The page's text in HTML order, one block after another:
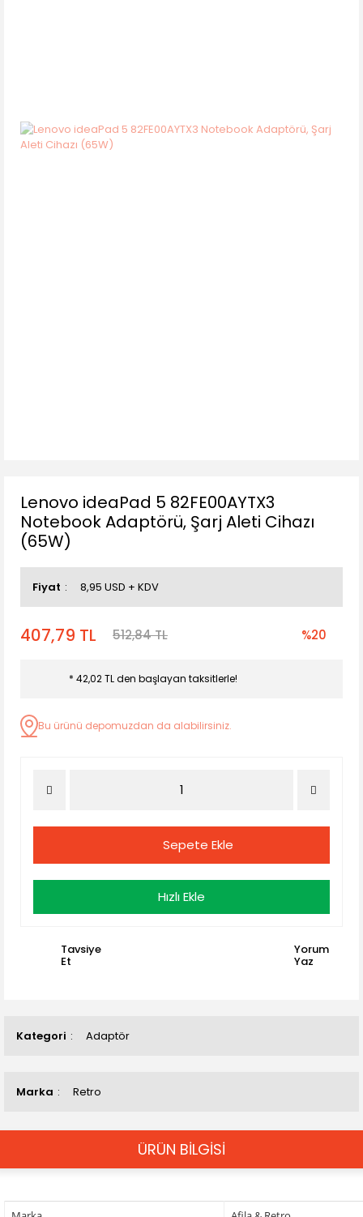
Kategori Adaptör
Marka Retro
Lenovo ideaPad 5 82FE00AYTX3
Notebook Adaptörü, Şarj Aleti Cihazı
(65W)
Fiyat 8,95 USD + KDV
407,79 TL 512,84 TL %20
* 42,02 TL den başlayan taksitlerle!
Bu ürünü depomuzdan da alabilirsiniz.
Sepete Ekle
Hızlı Ekle
Tavsiye
Et
Yorum
Yaz
ÜRÜN BİLGİSİ